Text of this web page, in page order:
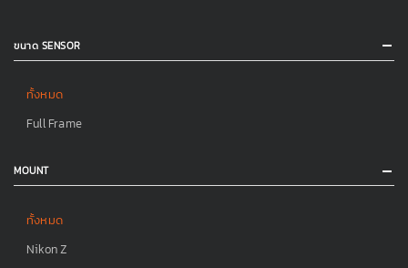
ขนาด SENSOR
ทั้งหมด
Full Frame
MOUNT
ทั้งหมด
Nikon Z